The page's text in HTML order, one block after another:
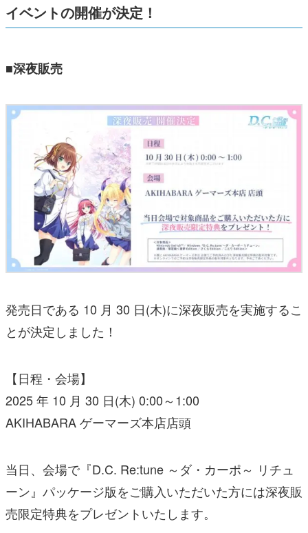
イベントの開催が決定！
■深夜販売
発売日である 10 月 30 日(木)に深夜販売を実施するこ
とが決定しました！
【日程・会場】
2025 年 10 月 30 日(木) 0:00～1:00
AKIHABARA ゲーマーズ本店店頭
当日、会場で『D.C. Re:tune ～ダ・カーポ～ リチュ
ーン』パッケージ版をご購入いただいた方には深夜販
売限定特典をプレゼントいたします。